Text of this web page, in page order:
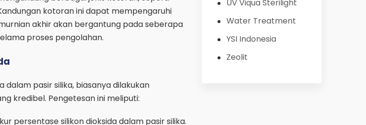
kotoran ini dapat mempengaruhi
akhir akan bergantung pada seberapa
proses pengolahan.
dalam pasir silika, biasanya dilakukan
kredibel. Pengetesan ini meliputi:
persentase silikon dioksida dalam pasir silika.
UV Viqua Sterilight
Water Treatment
YSI Indonesia
Zeolit